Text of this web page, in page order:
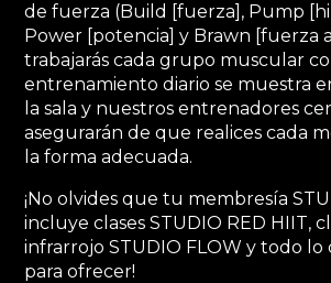
de fuerza (Build [fuerza], Pump
Power [potencia] y Brawn [fuerza
trabajarás cada grupo muscular
entrenamiento diario se muestra
la sala y nuestros entrenadores
asegurarán de que realices cada
la forma adecuada.
¡No olvides que tu membresía
incluye clases STUDIO RED HIIT,
infrarrojo STUDIO FLOW y todo lo
para ofrecer!